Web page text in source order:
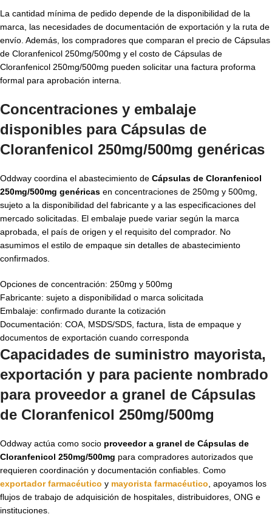
La cantidad mínima de pedido depende de la disponibilidad de la
marca, las necesidades de documentación de exportación y la ruta de
envío. Además, los compradores que comparan el precio de Cápsulas
de Cloranfenicol 250mg/500mg y el costo de Cápsulas de
Cloranfenicol 250mg/500mg pueden solicitar una factura proforma
formal para aprobación interna.
Concentraciones y embalaje
disponibles para Cápsulas de
Cloranfenicol 250mg/500mg genéricas
Oddway coordina el abastecimiento de Cápsulas de Cloranfenicol
250mg/500mg genéricas en concentraciones de 250mg y 500mg,
sujeto a la disponibilidad del fabricante y a las especificaciones del
mercado solicitadas. El embalaje puede variar según la marca
aprobada, el país de origen y el requisito del comprador. No
asumimos el estilo de empaque sin detalles de abastecimiento
confirmados.
Opciones de concentración: 250mg y 500mg
Fabricante: sujeto a disponibilidad o marca solicitada
Embalaje: confirmado durante la cotización
Documentación: COA, MSDS/SDS, factura, lista de empaque y
documentos de exportación cuando corresponda
Capacidades de suministro mayorista,
exportación y para paciente nombrado
para proveedor a granel de Cápsulas
de Cloranfenicol 250mg/500mg
Oddway actúa como socio proveedor a granel de Cápsulas de
Cloranfenicol 250mg/500mg para compradores autorizados que
requieren coordinación y documentación confiables. Como
exportador farmacéutico y mayorista farmacéutico , apoyamos los
flujos de trabajo de adquisición de hospitales, distribuidores, ONG e
instituciones.